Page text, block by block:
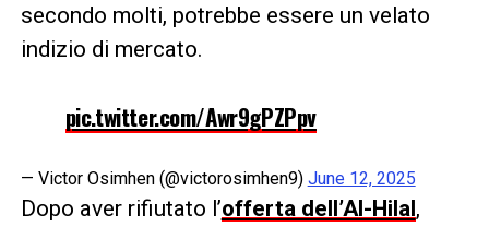
secondo molti, potrebbe essere un velato
indizio di mercato.
pic.twitter.com/Awr9gPZPpv
— Victor Osimhen (@victorosimhen9) June 12, 2025
Dopo aver rifiutato l’offerta dell’Al-Hilal,